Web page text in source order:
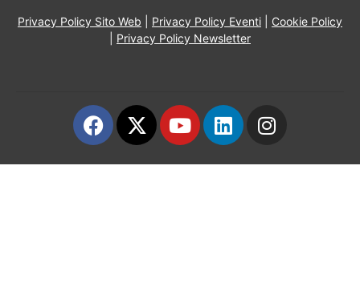
Privacy Policy Sito Web Privacy Policy Eventi
Cookie Policy
Privacy Policy Newsletter